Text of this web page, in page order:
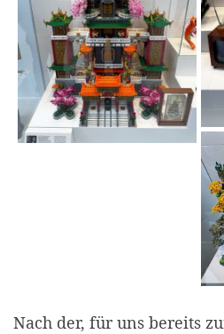
Nach der, für uns bereits